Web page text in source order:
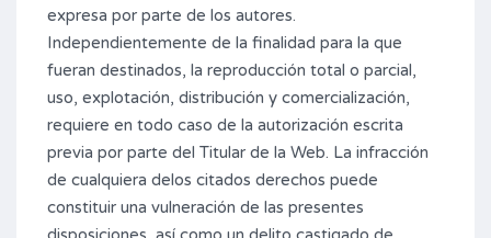
expresa por parte de los autores.
Independientemente de la finalidad para la que
fueran destinados, la reproducción total o parcial,
uso, explotación, distribución y comercialización,
requiere en todo caso de la autorización escrita
previa por parte del Titular de la Web. La infracción
de cualquiera delos citados derechos puede
constituir una vulneración de las presentes